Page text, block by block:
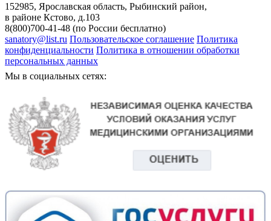
152985, Ярославская область, Рыбинский район,
в районе Кстово, д.103
8(800)700-41-48 (по России бесплатно)
sanatory@list.ru Пользовательское соглашение Политика
конфиденциальности Политика в отношении обработки
персональных данных
Мы в социальных сетях: